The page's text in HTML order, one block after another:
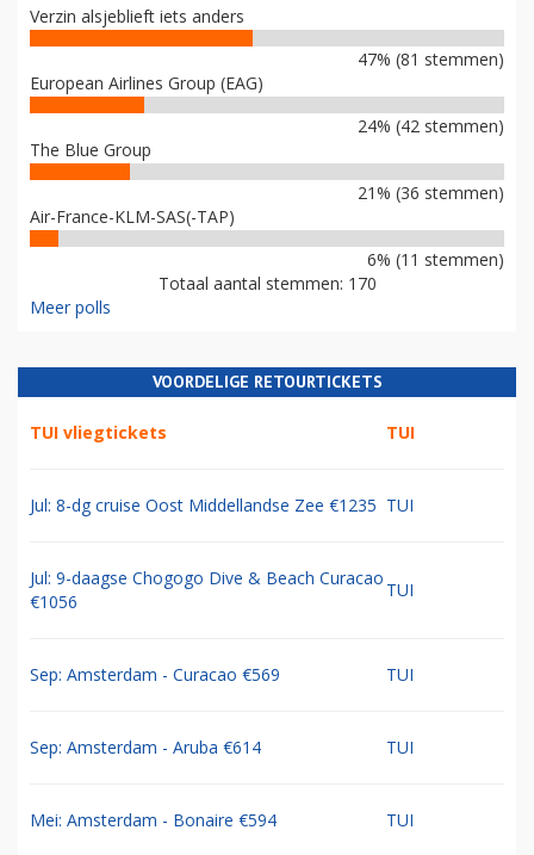
Verzin alsjeblieft iets anders
47% (81 stemmen)
European Airlines Group (EAG)
24% (42 stemmen)
The Blue Group
21% (36 stemmen)
Air-France-KLM-SAS(-TAP)
6% (11 stemmen)
Totaal aantal stemmen: 170
Meer polls
VOORDELIGE RETOURTICKETS
TUI vliegtickets TUI
Jul: 8-dg cruise Oost Middellandse Zee €1235 TUI
Jul: 9-daagse Chogogo Dive & Beach Curacao
€1056
TUI
Sep: Amsterdam - Curacao €569 TUI
Sep: Amsterdam - Aruba €614 TUI
Mei: Amsterdam - Bonaire €594 TUI